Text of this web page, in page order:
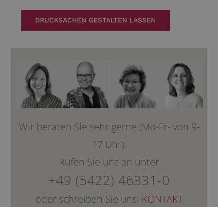
DRUCKSACHEN GESTALTEN LASSEN
Wir beraten Sie sehr gerne (Mo-Fr- von 9-
17 Uhr).
Rufen Sie uns an unter
+49 (5422) 46331-0
oder schreiben Sie uns: KONTAKT